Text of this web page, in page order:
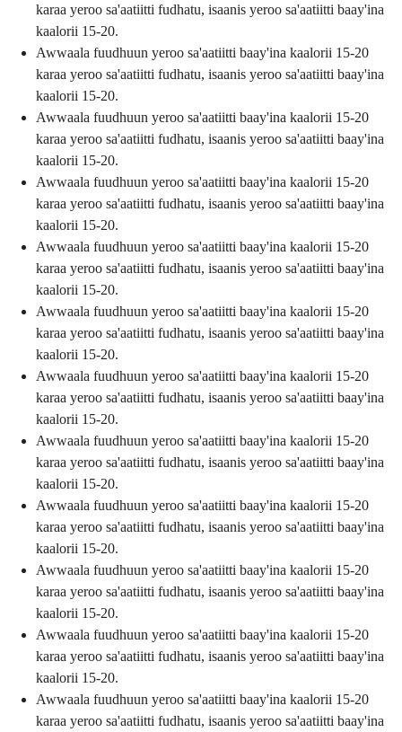
karaa yeroo sa'aatiitti fudhatu, isaanis yeroo sa'aatiitti baay'ina
kaalorii 15-20.
Awwaala fuudhuun yeroo sa'aatiitti baay'ina kaalorii 15-20
karaa yeroo sa'aatiitti fudhatu, isaanis yeroo sa'aatiitti baay'ina
kaalorii 15-20.
Awwaala fuudhuun yeroo sa'aatiitti baay'ina kaalorii 15-20
karaa yeroo sa'aatiitti fudhatu, isaanis yeroo sa'aatiitti baay'ina
kaalorii 15-20.
Awwaala fuudhuun yeroo sa'aatiitti baay'ina kaalorii 15-20
karaa yeroo sa'aatiitti fudhatu, isaanis yeroo sa'aatiitti baay'ina
kaalorii 15-20.
Awwaala fuudhuun yeroo sa'aatiitti baay'ina kaalorii 15-20
karaa yeroo sa'aatiitti fudhatu, isaanis yeroo sa'aatiitti baay'ina
kaalorii 15-20.
Awwaala fuudhuun yeroo sa'aatiitti baay'ina kaalorii 15-20
karaa yeroo sa'aatiitti fudhatu, isaanis yeroo sa'aatiitti baay'ina
kaalorii 15-20.
Awwaala fuudhuun yeroo sa'aatiitti baay'ina kaalorii 15-20
karaa yeroo sa'aatiitti fudhatu, isaanis yeroo sa'aatiitti baay'ina
kaalorii 15-20.
Awwaala fuudhuun yeroo sa'aatiitti baay'ina kaalorii 15-20
karaa yeroo sa'aatiitti fudhatu, isaanis yeroo sa'aatiitti baay'ina
kaalorii 15-20.
Awwaala fuudhuun yeroo sa'aatiitti baay'ina kaalorii 15-20
karaa yeroo sa'aatiitti fudhatu, isaanis yeroo sa'aatiitti baay'ina
kaalorii 15-20.
Awwaala fuudhuun yeroo sa'aatiitti baay'ina kaalorii 15-20
karaa yeroo sa'aatiitti fudhatu, isaanis yeroo sa'aatiitti baay'ina
kaalorii 15-20.
Awwaala fuudhuun yeroo sa'aatiitti baay'ina kaalorii 15-20
karaa yeroo sa'aatiitti fudhatu, isaanis yeroo sa'aatiitti baay'ina
kaalorii 15-20.
Awwaala fuudhuun yeroo sa'aatiitti baay'ina kaalorii 15-20
karaa yeroo sa'aatiitti fudhatu, isaanis yeroo sa'aatiitti baay'ina